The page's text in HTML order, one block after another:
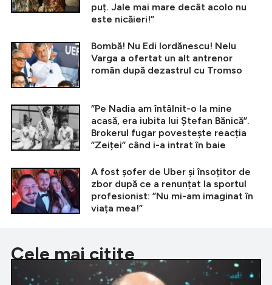
puț. Jale mai mare decât acolo nu
este nicăieri!”
Bombă! Nu Edi Iordănescu! Nelu
Varga a ofertat un alt antrenor
român după dezastrul cu Tromso
”Pe Nadia am întâlnit-o la mine
acasă, era iubita lui Ștefan Bănică”.
Brokerul fugar povestește reacția
”Zeiței” când i-a intrat în baie
A fost șofer de Uber și însoțitor de
zbor după ce a renunțat la sportul
profesionist: ”Nu mi-am imaginat în
viața mea!”
Cele mai citite